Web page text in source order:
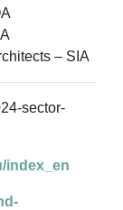
– SIA
sector-
index_en